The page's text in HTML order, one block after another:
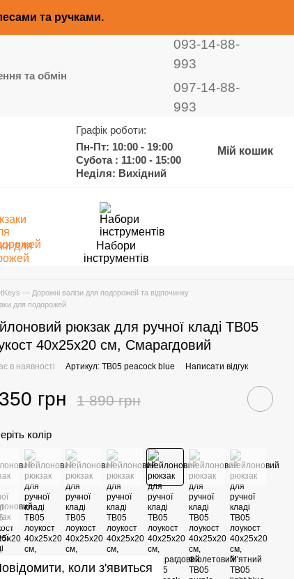
та ручками.
та обмін
093-14-88-
993
097-14-88-
993
Графік роботи:
Пн-Пт: 10:00 - 19:00
Субота : 11:00 - 15:00
Неділя: Вихідний
Мій кошик
для
Набори
інструментів
— Дорожні валізи для подорожей та відпочинку
для подорожей
рюкзак для ручної кладі TB05
40x25x20 см, Смарагдовий
в наявності Артикул: TB05 peacock blue Написати відгук
грн 1 890 грн
колір
коли з'явиться